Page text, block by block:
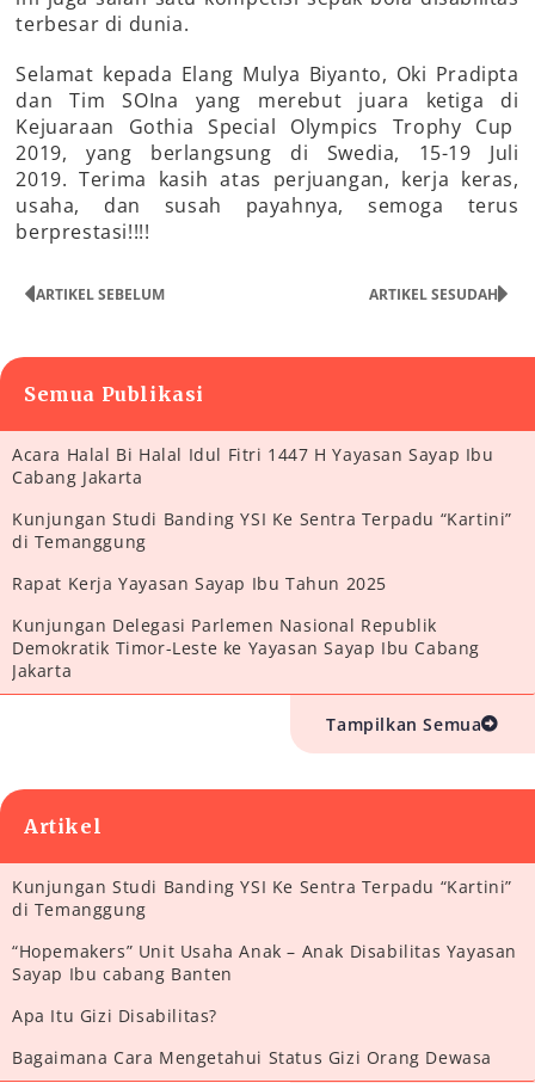
terbesar di dunia.
Selamat kepada Elang Mulya Biyanto, Oki Pradipta
dan Tim SOIna yang merebut juara ketiga di
Kejuaraan Gothia Special Olympics Trophy Cup
2019, yang berlangsung di Swedia, 15-19 Juli
2019. Terima kasih atas perjuangan, kerja keras,
usaha, dan susah payahnya, semoga terus
berprestasi!!!!
ARTIKEL SEBELUM ARTIKEL SESUDAH
Semua Publikasi
Acara Halal Bi Halal Idul Fitri 1447 H Yayasan Sayap Ibu
Cabang Jakarta
Kunjungan Studi Banding YSI Ke Sentra Terpadu “Kartini”
di Temanggung
Rapat Kerja Yayasan Sayap Ibu Tahun 2025
Kunjungan Delegasi Parlemen Nasional Republik
Demokratik Timor-Leste ke Yayasan Sayap Ibu Cabang
Jakarta
Tampilkan Semua
Artikel
Kunjungan Studi Banding YSI Ke Sentra Terpadu “Kartini”
di Temanggung
“Hopemakers” Unit Usaha Anak – Anak Disabilitas Yayasan
Sayap Ibu cabang Banten
Apa Itu Gizi Disabilitas?
Bagaimana Cara Mengetahui Status Gizi Orang Dewasa